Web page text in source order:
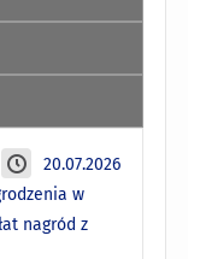
20.07.2026
w
nagród z